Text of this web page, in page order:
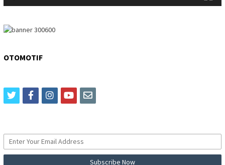
OTOMOTIF
twitterfacebookinstagram
youtubeemail